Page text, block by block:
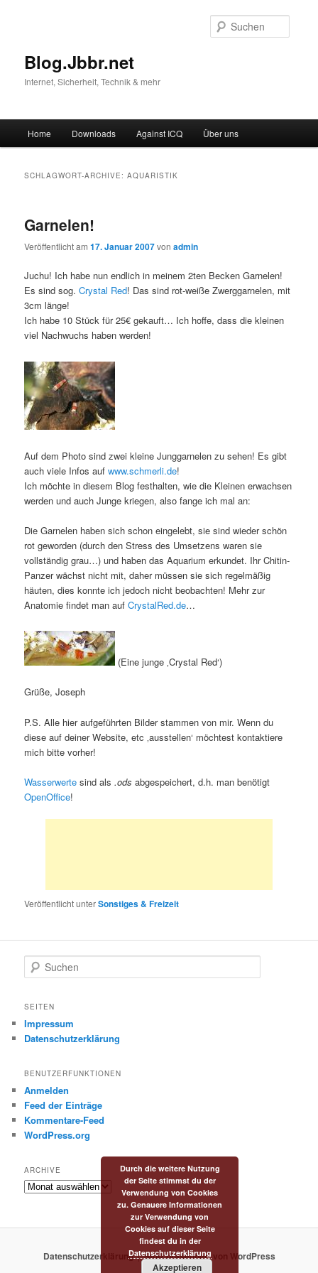
Blog.Jbbr.net
Internet, Sicherheit, Technik & mehr
Zum
Zum
wechseln
Home Downloads Against ICQ Über uns
SCHLAGWORT-ARCHIVE:AQUARISTIK
Garnelen!
Veröffentlicht am17. Januar 2007vonadmin
Juchu! Ich habe nun endlich in meinem 2ten Becken Garnelen!
Es sind sog.Crystal Red! Das sind rot-weiße Zwerggarnelen, mit
3cm länge!
Ich habe 10 Stück für 25€ gekauft… Ich hoffe, dass die kleinen
viel Nachwuchs haben werden!
Auf dem Photo sind zwei kleine Junggarnelen zu sehen! Es gibt
auch viele Infos aufwww.schmerli.de!
Ich möchte in diesem Blog festhalten, wie die Kleinen erwachsen
werden und auch Junge kriegen, also fange ich mal an:
Die Garnelen haben sich schon eingelebt, sie sind wieder schön
rot geworden (durch den Stress des Umsetzens waren sie
vollständig grau…) und haben das Aquarium erkundet. Ihr Chitin-
Panzer wächst nicht mit, daher müssen sie sich regelmäßig
häuten, dies konnte ich jedoch nicht beobachten! Mehr zur
Anatomie findet man aufCrystalRed.de…
(Eine junge ‚Crystal Red‘)
Grüße, Joseph
P.S. Alle hier aufgeführten Bilder stammen von mir. Wenn du
diese auf deiner Website, etc ‚ausstellen‘ möchtest kontaktiere
mich bitte vorher!
Wasserwerte sind als .odsabgespeichert, d.h. man benötigt
OpenOffice!
Veröffentlicht unterSonstiges & Freizeit
u
h
n
SEITEN
Impressum
Datenschutzerklärung
BENUTZERFUNKTIONEN
Anmelden
Feed der Einträge
Kommentare-Feed
WordPress.org
ARCHIVE
Archive
Datenschutzerklärung Stolz präsentiert von WordPress
Durch die weitere Nutzung
der Seite stimmst du der
Verwendung von Cookies
zu. Genauere Informationen
zur Verwendung von
Cookies auf dieser Seite
findest du in der
Datenschutzerklärung
Akzeptieren